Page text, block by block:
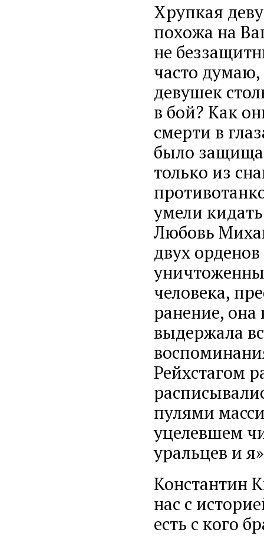
Хрупкая
похожа на
не
часто
девушек
в бой? Как
смерти в
было
только из
умели
Любовь
двух
человека,
ранение,
выдержала
Рейхстагом
пулями
уцелевшем
уральцев и
Константин
нас с
есть с кого